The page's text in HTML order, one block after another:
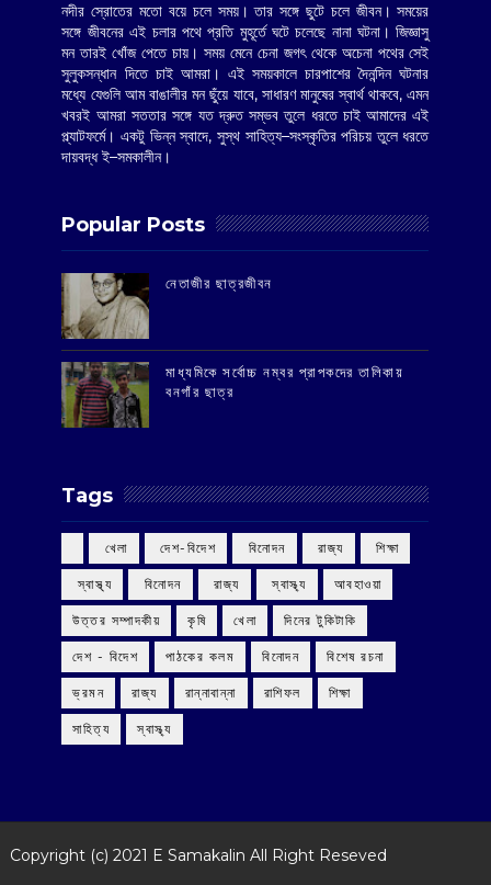
নদীর স্রোতের মতো বয়ে চলে সময়। তার সঙ্গে ছুটে চলে জীবন। সময়ের
সঙ্গে জীবনের এই চলার পথে প্রতি মুহূর্তে ঘটে চলেছে নানা ঘটনা। জিজ্ঞাসু
মন তারই খোঁজ পেতে চায়। সময় মেনে চেনা জগৎ থেকে অচেনা পথের সেই
সুলুকসন্ধান দিতে চাই আমরা। এই সময়কালে চারপাশের দৈনন্দিন ঘটনার
মধ্যে যেগুলি আম বাঙালীর মন ছুঁয়ে যাবে, সাধারণ মানুষের স্বার্থ থাকবে, এমন
খবরই আমরা সততার সঙ্গে যত দ্রুত সম্ভব তুলে ধরতে চাই আমাদের এই
প্ল্যাটফর্মে। একটু ভিন্ন স্বাদে, সুস্থ সাহিত্য–সংস্কৃতির পরিচয় তুলে ধরতে
দায়বদ্ধ ই–সমকালীন।
Popular Posts
‌নেতাজীর ছাত্রজীবন
মাধ্যমিকে সর্বোচ্চ নম্বর প্রাপকদের তালিকায়
বনগাঁর ছাত্র
Tags
‌ খেলা ‌ দেশ-বিদেশ ‌ বিনোদন ‌ রাজ্য ‌ শিক্ষা
‌ স্বাস্থ্য ‌ বিনোদন ‌ রাজ্য ‌ স্বাস্থ্য আবহাওয়া
উত্তর সম্পাদকীয় কৃষি খেলা দিনের টুকিটাকি
দেশ - বিদেশ পাঠকের কলম বিনোদন বিশেষ রচনা
ভ্রমন রাজ্য রান্নাবান্না রাশিফল শিক্ষা
সাহিত্য স্বাস্থ্য
Copyright (c) 2021 E Samakalin All Right Reseved